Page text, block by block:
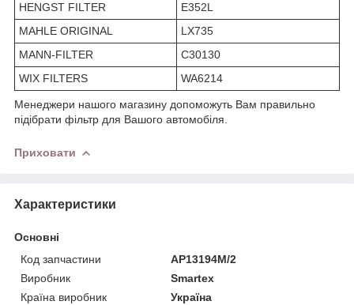
HENGST FILTER
E352L
MAHLE ORIGINAL
LX735
MANN-FILTER
C30130
WIX FILTERS
WA6214
Менеджери нашого магазину допоможуть Вам правильно
підібрати фільтр для Вашого автомобіля.
Приховати
Характеристики
Основні
Код запчастини
AP13194М/2
Виробник
Smartex
Країна виробник
Україна